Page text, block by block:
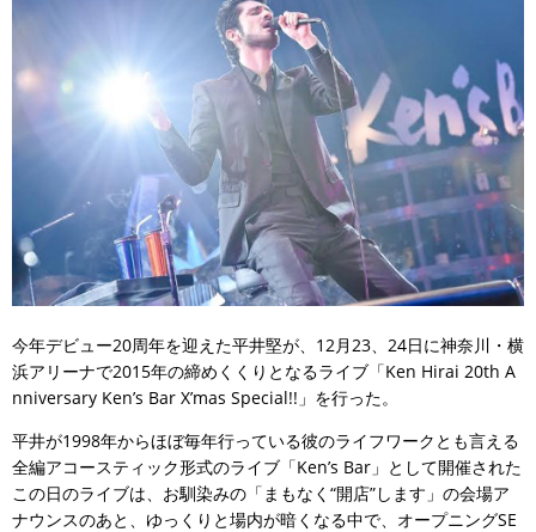
今年デビュー20周年を迎えた平井堅が、12月23、24日に神奈川・横
浜アリーナで2015年の締めくくりとなるライブ「Ken Hirai 20th A
nniversary Ken’s Bar X’mas Special!!」を行った。
平井が1998年からほぼ毎年行っている彼のライフワークとも言える
全編アコースティック形式のライブ「Ken’s Bar」として開催された
この日のライブは、お馴染みの「まもなく“開店”します」の会場ア
ナウンスのあと、ゆっくりと場内が暗くなる中で、オープニングSE